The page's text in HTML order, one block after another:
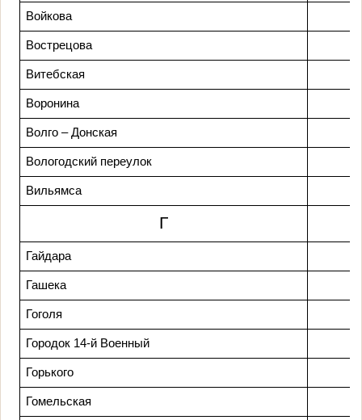
Войкова
Вострецова
Витебская
Воронина
Волго – Донская
Вологодский переулок
Вильямса
Г
Гайдара
Гашека
Гоголя
Городок 14-й Военный
Горького
Гомельская